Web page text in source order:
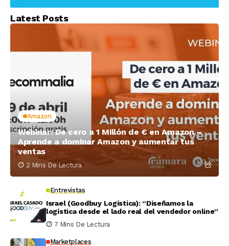
Latest Posts
Amazon
Webinar: De cero a 1 Millón de € en Amazon –
Aprende a dominar Amazon y aumentar tus
ventas
2 Mins De Lectura
Entrevistas
Israel (Goodbuy Logística): “Diseñamos la
logística desde el lado real del vendedor online”
7 Mins De Lectura
Marketplaces